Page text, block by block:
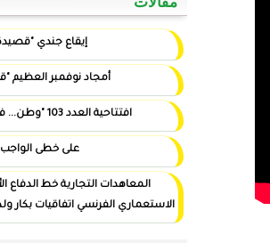
إيقاع جندي "قصيدة"
أمجاد نوفمبر العظيم "قصيدة"
على خطى الواجب
التجارية خط الدفاع الأول ضد التوغل
الفرنسي اتفاقيات بكار ولد اسويداحمد نموذجا